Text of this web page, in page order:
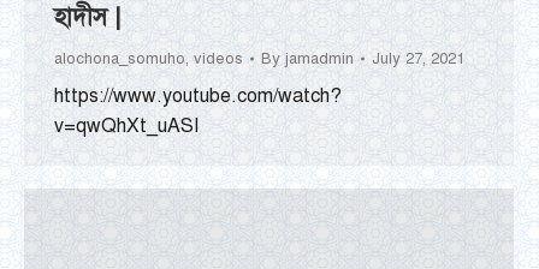
হাদীস |
alochona_somuho, videos By jamadmin July 27, 2021
https://www.youtube.com/watch?
v=qwQhXt_uASI